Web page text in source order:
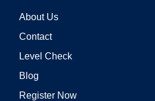
About Us
Contact
Level Check
Blog
Register Now